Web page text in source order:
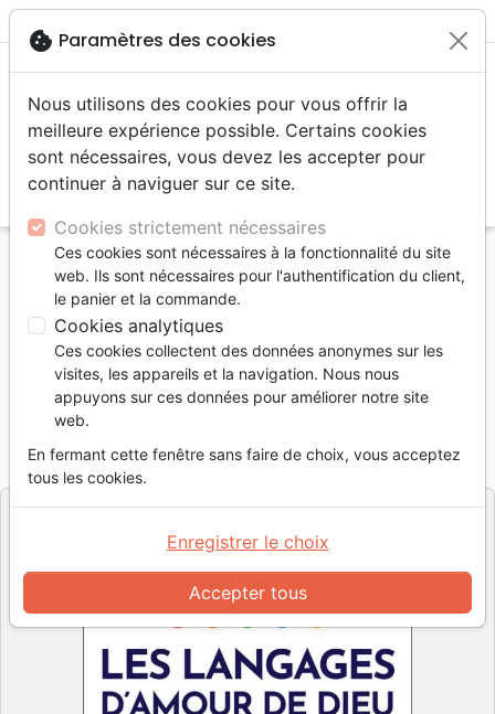
menu
Accueil Livres Edification
Croissance spirituelle
Langages d’amour de Dieu (Les) - Guide pratique
Les langages d’amour de Dieu
Guide pratique
Auteur :Gary Chapman
Référence FAR4704
9782863147047
EditeurFarel
cookie Paramètres des cookies
Nous utilisons des cookies pour vous offrir la
meilleure expérience possible. Certains cookies
sont nécessaires, vous devez les accepter pour
continuer à naviguer sur ce site.
Cookies strictement nécessaires
Ces cookies sont nécessaires à la fonctionnalité du site
web. Ils sont nécessaires pour l'authentification du client,
le panier et la commande.
Cookies analytiques
Ces cookies collectent des données anonymes sur les
visites, les appareils et la navigation. Nous nous
appuyons sur ces données pour améliorer notre site
web.
En fermant cette fenêtre sans faire de choix, vous acceptez
tous les cookies.
Accepter tous
Enregistrer le choix